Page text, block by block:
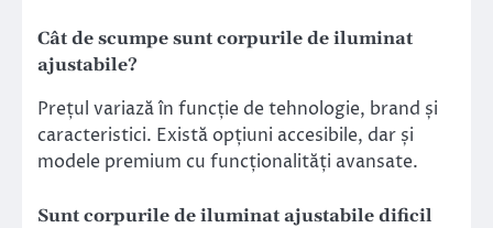
Cât de scumpe sunt corpurile de iluminat
ajustabile?
Prețul variază în funcție de tehnologie, brand și
caracteristici. Există opțiuni accesibile, dar și
modele premium cu funcționalități avansate.
Sunt corpurile de iluminat ajustabile dificil